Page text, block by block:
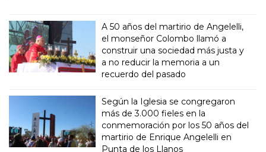
A 50 años del martirio de Angelelli,
el monseñor Colombo llamó a
construir una sociedad más justa y
a no reducir la memoria a un
recuerdo del pasado
Según la Iglesia se congregaron
más de 3.000 fieles en la
conmemoración por los 50 años del
martirio de Enrique Angelelli en
Punta de los Llanos